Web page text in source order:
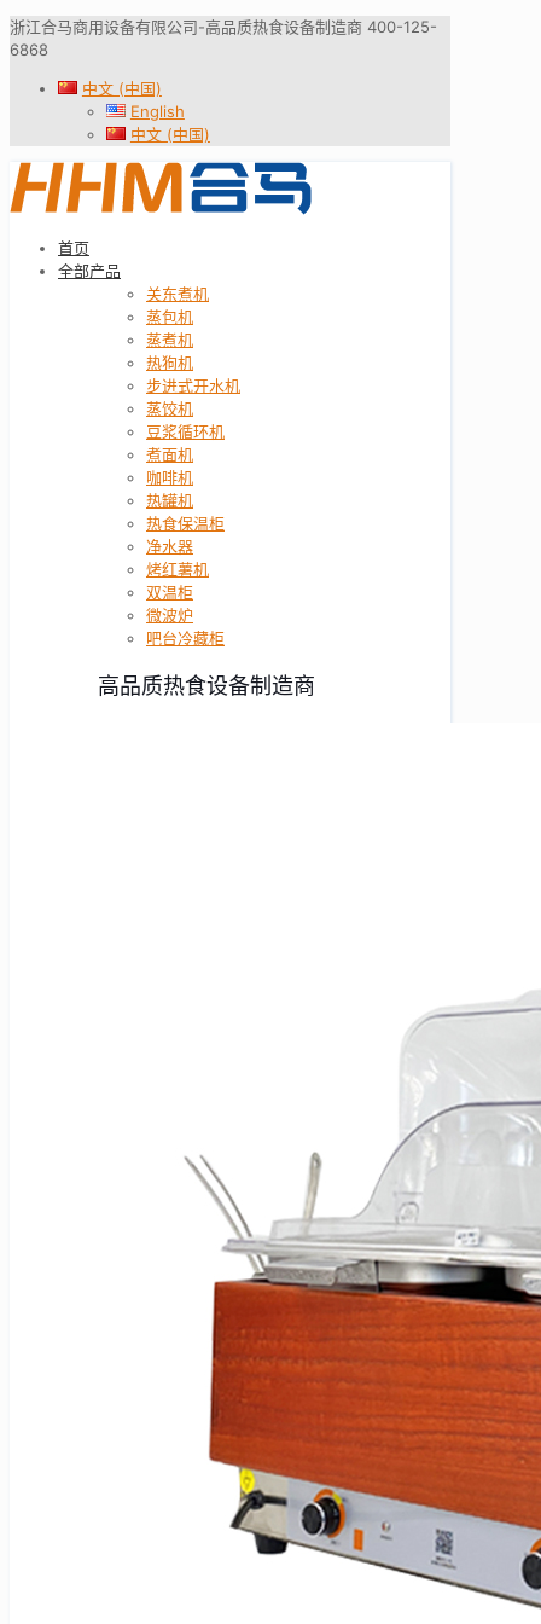
浙江合马商用设备有限公司-高品质热食设备制造商 400-125-
6868
中文 (中国)
English
中文 (中国)
首页
全部产品
关东煮机
蒸包机
蒸煮机
热狗机
步进式开水机
蒸饺机
豆浆循环机
煮面机
咖啡机
热罐机
热食保温柜
净水器
烤红薯机
双温柜
微波炉
吧台冷藏柜
高品质热食设备制造商